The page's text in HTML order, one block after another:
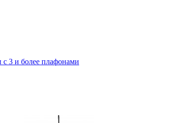
3 и более плафонами